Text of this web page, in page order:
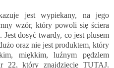
jest wypiekany, na jego
wzór, który powoli się ściera
dosyć twardy, co jest plusem
oraz nie jest produktem, który
miękkim, luźnym pędzlem
22, który znajdziecie TUTAJ.